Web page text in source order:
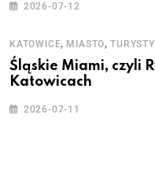
2026-07-12
KATOWICE, MIASTO,
Śląskie Miami, czyli
Katowicach
2026-07-11